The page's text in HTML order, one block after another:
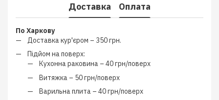
Доставка Оплата
По Харкову
Доставка кур'єром – 350 грн.
Підйом на поверх:
Кухонна раковина – 40 грн/поверх
Витяжка – 50 грн/поверх
Варильна плита – 40 грн/поверх